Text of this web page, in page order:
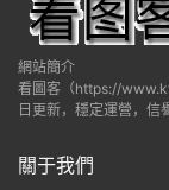
網站簡介
看圖客（https://
日更新，穩定運營，信
關于我們